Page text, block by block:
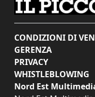
CONDIZIONI DI
GERENZA
PRIVACY
WHISTLEBLOWING
Nord Est